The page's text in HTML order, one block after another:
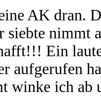
AK dran.
siebte nimmt
Ein
aufgerufen
winke ich